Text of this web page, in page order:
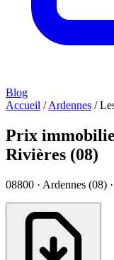
Blog
Accueil / Ardennes /
Prix
Rivières (08)
08800 · Ardennes (08) ·